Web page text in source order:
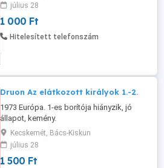
július 28
1 000 Ft
Hitelesített telefonszám
Druon Az elátkozott királyok 1.-2.
1973 Európa. 1-es borítója hiányzik, jó
állapot, kemény.
Kecskemét, Bács-Kiskun
július 28
1 500 Ft